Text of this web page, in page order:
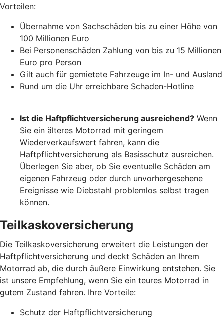
Vorteilen:
Übernahme von Sachschäden bis zu einer Höhe von
100 Millionen Euro
Bei Personenschäden Zahlung von bis zu 15 Millionen
Euro pro Person
Gilt auch für gemietete Fahrzeuge im In- und Ausland
Rund um die Uhr erreichbare Schaden-Hotline
Ist die Haftpflichtversicherung ausreichend? Wenn
Sie ein älteres Motorrad mit geringem
Wiederverkaufswert fahren, kann die
Haftpflichtversicherung als Basisschutz ausreichen.
Überlegen Sie aber, ob Sie eventuelle Schäden am
eigenen Fahrzeug oder durch unvorhergesehene
Ereignisse wie Diebstahl problemlos selbst tragen
können.
Teilkaskoversicherung
Die Teilkaskoversicherung erweitert die Leistungen der
Haftpflichtversicherung und deckt Schäden an Ihrem
Motorrad ab, die durch äußere Einwirkung entstehen. Sie
ist unsere Empfehlung, wenn Sie ein teures Motorrad in
gutem Zustand fahren. Ihre Vorteile:
Schutz der Haftpflichtversicherung